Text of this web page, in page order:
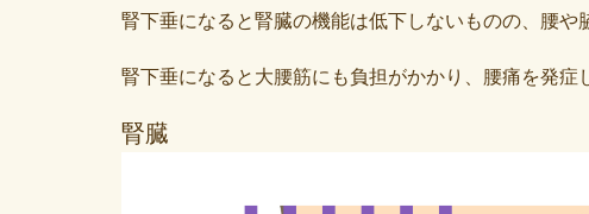
腎下垂になると腎臓の機能は低下しないものの、腰や
腎下垂になると大腰筋にも負担がかかり、腰痛を発症
腎臓